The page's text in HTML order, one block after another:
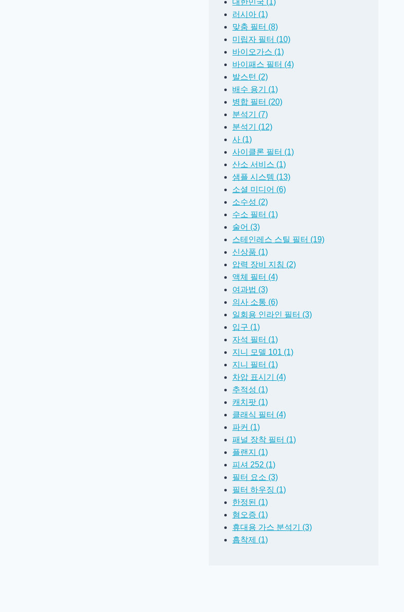
러시아 (1)
맞춤 필터 (8)
미립자 필터 (10)
바이오가스 (1)
바이패스 필터 (4)
발스턴 (2)
배수 용기 (1)
병합 필터 (20)
분석기 (7)
분석기 (12)
사 (1)
사이클론 필터 (1)
산소 서비스 (1)
샘플 시스템 (13)
소셜 미디어 (6)
소수성 (2)
수소 필터 (1)
술어 (3)
스테인레스 스틸 필터 (19)
신상품 (1)
압력 장비 지침 (2)
액체 필터 (4)
여과법 (3)
의사 소통 (6)
일회용 인라인 필터 (3)
입구 (1)
자석 필터 (1)
지니 모델 101 (1)
지니 필터 (1)
차압 표시기 (4)
추적성 (1)
캐치팟 (1)
클래식 필터 (4)
파커 (1)
패널 장착 필터 (1)
플랜지 (1)
피셔 252 (1)
필터 요소 (3)
필터 하우징 (1)
한정된 (1)
혐오증 (1)
휴대용 가스 분석기 (3)
흡착제 (1)